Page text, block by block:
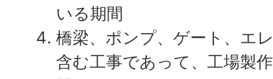
いる期間
橋梁、ポンプ、ゲート、エ
含む工事であって、工場製